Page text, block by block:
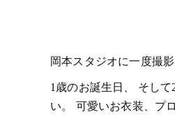
岡本スタジオに一度撮
1歳のお誕生日、 そし
い。 可愛いお衣装、プ